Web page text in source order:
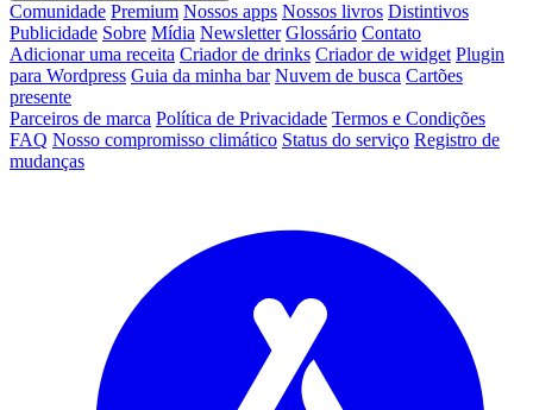
Comunidade Premium Nossos apps Nossos livros Distintivos
Publicidade Sobre Mídia Newsletter Glossário Contato
Adicionar uma receita Criador de drinks Criador de widget Plugin
para Wordpress Guia da minha bar Nuvem de busca Cartões
presente
Parceiros de marca Política de Privacidade Termos e Condições
FAQ Nosso compromisso climático Status do serviço Registro de
mudanças